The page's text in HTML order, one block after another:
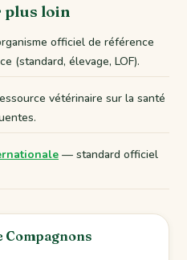
plus loin
officiel de référence
(standard, élevage, LOF).
vétérinaire sur la santé
— standard officiel
Compagnons